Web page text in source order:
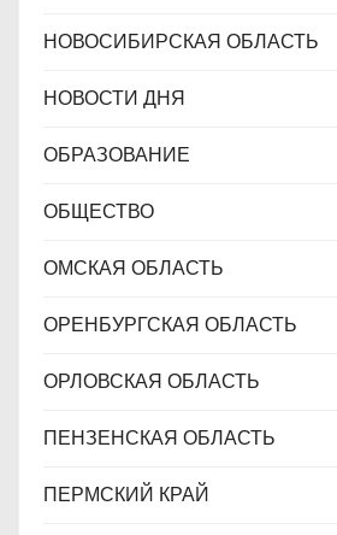
НОВОСИБИРСКАЯ ОБЛАСТЬ
НОВОСТИ ДНЯ
ОБРАЗОВАНИЕ
ОБЩЕСТВО
ОМСКАЯ ОБЛАСТЬ
ОРЕНБУРГСКАЯ ОБЛАСТЬ
ОРЛОВСКАЯ ОБЛАСТЬ
ПЕНЗЕНСКАЯ ОБЛАСТЬ
ПЕРМСКИЙ КРАЙ